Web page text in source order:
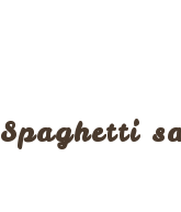
Spaghetti